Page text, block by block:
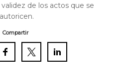
validez de los actos que se
Compartir